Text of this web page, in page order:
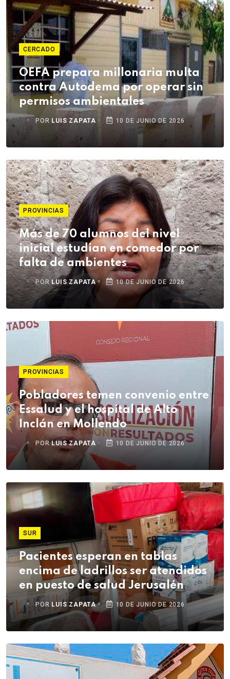
CERCADO
OEFA prepara millonaria multa
contra Autodema por operar sin
permisos ambientales
POR LUIS ZAPATA 10 DE JUNIO DE 2026
PROVINCIAS
Más de 70 alumnos del nivel
inicial estudian en comedor por
falta de ambientes
POR LUIS ZAPATA 10 DE JUNIO DE 2026
PROVINCIAS
Pobladores temen convenio entre
Essalud y el hospital de Alto
Inclán en Mollendo
PORLUIS ZAPATA 10 DE JUNIO DE 2026
SUR
Pacientes esperan en tablas
encima de ladrillos ser atendidos
en puesto de salud Jerusalén
POR LUIS ZAPATA 10 DE JUNIO DE 2026